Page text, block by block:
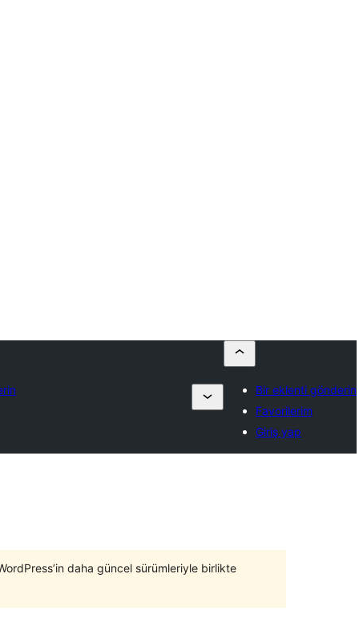
Bir eklenti gönderin
Favorilerim
Giriş yap
daha güncel sürümleriyle birlikte